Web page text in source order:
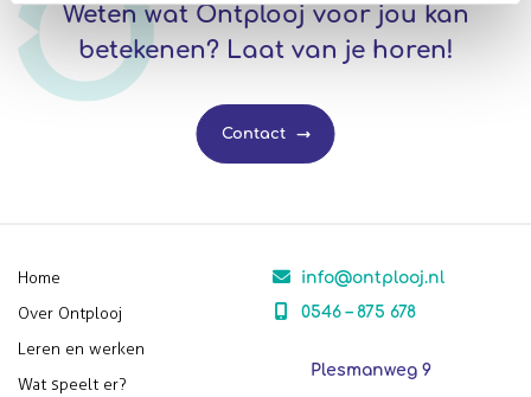
Weten wat Ontplooj voor jou kan
betekenen? Laat van je horen!
Contact
Home
Over Ontplooj
Leren en werken
Wat speelt er?
info@ontplooj.nl
0546 – 875 678
Plesmanweg 9